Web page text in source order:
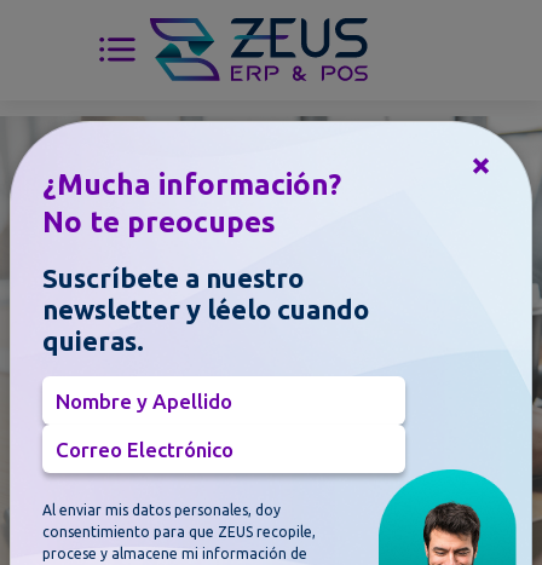
Blog
noticias y novedades
sobre el mundo
ERP & POS
¿Mucha información?
No te preocupes
×
Suscríbete a nuestro
newsletter y léelo cuando
quieras.
Nombre y Apellido
Correo Electrónico
Al enviar mis datos personales, doy
consentimiento para que ZEUS recopile,
procese y almacene mi información de